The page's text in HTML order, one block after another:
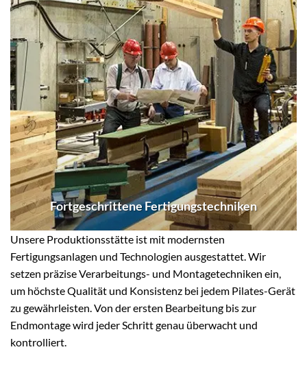
Fortgeschrittene Fertigungstechniken
Unsere Produktionsstätte ist mit modernsten
Fertigungsanlagen und Technologien ausgestattet. Wir
setzen präzise Verarbeitungs- und Montagetechniken ein,
um höchste Qualität und Konsistenz bei jedem Pilates-Gerät
zu gewährleisten. Von der ersten Bearbeitung bis zur
Endmontage wird jeder Schritt genau überwacht und
kontrolliert.